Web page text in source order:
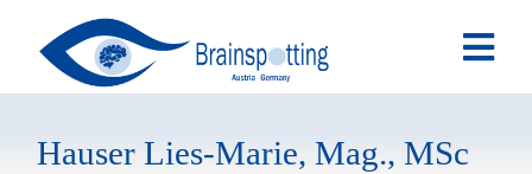
Hauser Lies-Marie, Mag., MSc